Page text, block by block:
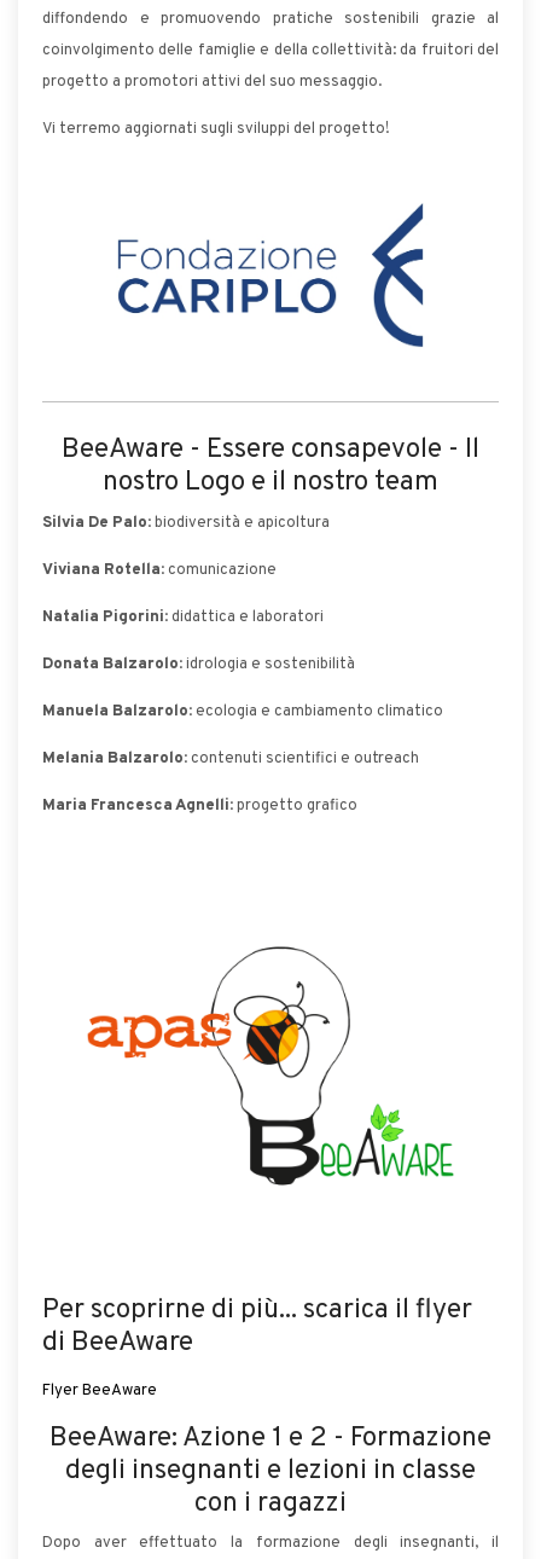
diffondendo e promuovendo pratiche sostenibili grazie al
coinvolgimento delle famiglie e della collettività: da fruitori del
progetto a promotori attivi del suo messaggio.
Vi terremo aggiornati sugli sviluppi del progetto!
BeeAware - Essere consapevole - Il
nostro Logo e il nostro team
Silvia De Palo: biodiversità e apicoltura
Viviana Rotella: comunicazione
Natalia Pigorini: didattica e laboratori
Donata Balzarolo: idrologia e sostenibilità
Manuela Balzarolo: ecologia e cambiamento climatico
Melania Balzarolo: contenuti scientifici e outreach
Maria Francesca Agnelli: progetto grafico
Per scoprirne di più... scarica il flyer
di BeeAware
Flyer BeeAware
BeeAware: Azione 1 e 2 - Formazione
degli insegnanti e lezioni in classe
con i ragazzi
Dopo aver effettuato la formazione degli insegnanti, il